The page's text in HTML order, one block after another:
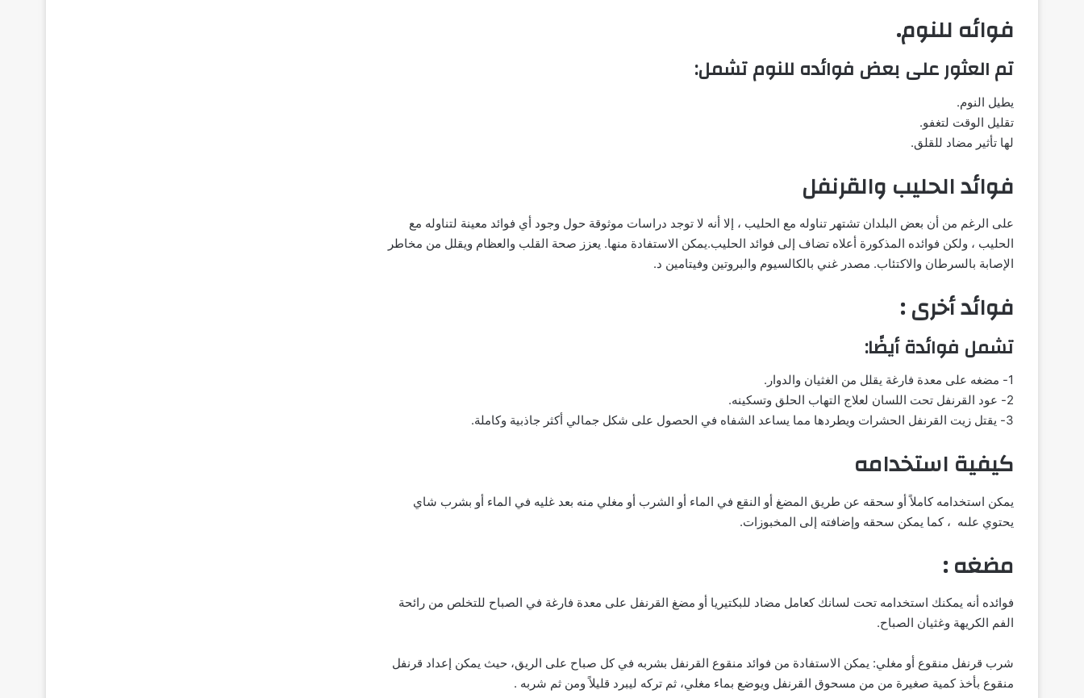
فوائه للنوم.
تم العثور على بعض فوائده للنوم تشمل:
يطيل النوم.
تقليل الوقت لتغفو.
لها تأثير مضاد للقلق.
فوائد الحليب والقرنفل
على الرغم من أن بعض البلدان تشتهر تناوله مع الحليب ، إلا أنه لا توجد دراسات موثوقة حول وجود أي فوائد معينة لتناوله مع
الحليب ، ولكن فوائده المذكورة أعلاه تضاف إلى فوائد الحليب.يمكن الاستفادة منها. يعزز صحة القلب والعظام ويقلل من مخاطر
الإصابة بالسرطان والاكتئاب. مصدر غني بالكالسيوم والبروتين وفيتامين د.
فوائد أخرى :
تشمل فوائدة أيضًا:
1- مضغه على معدة فارغة يقلل من الغثيان والدوار.
2- عود القرنفل تحت اللسان لعلاج التهاب الحلق وتسكينه.
3- يقتل زيت القرنفل الحشرات ويطردها مما يساعد الشفاه في الحصول على شكل جمالي أكثر جاذبية وكاملة.
كيفية استخدامه
يمكن استخدامه كاملاً أو سحقه عن طريق المضغ أو النقع في الماء أو الشرب أو مغلي منه بعد غليه في الماء أو بشرب شاي
يحتوي علىه ، كما يمكن سحقه وإضافته إلى المخبوزات.
مضغه :
فوائده أنه يمكنك استخدامه تحت لسانك كعامل مضاد للبكتيريا أو مضغ القرنفل على معدة فارغة في الصباح للتخلص من رائحة
الفم الكريهة وغثيان الصباح.
شرب قرنفل منقوع أو مغلي: يمكن الاستفادة من فوائد منقوع القرنفل بشربه في كل صباح على الريق، حيث يمكن إعداد قرنفل
منقوع بأخذ كمية صغيرة من من مسحوق القرنفل ويوضع بماء مغلي، ثم تركه ليبرد قليلاً ومن ثم شربه .